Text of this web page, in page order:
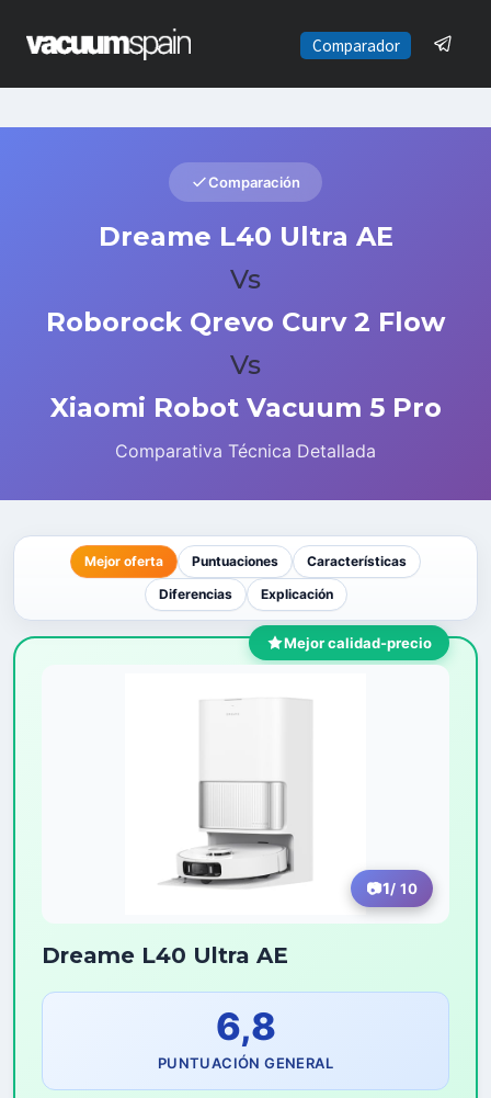
contenido
Comparador
Comparación
Dreame L40 Ultra AE
Vs
Roborock Qrevo Curv 2 Flow
Vs
Xiaomi Robot Vacuum 5 Pro
Comparativa Técnica Detallada
Mejor oferta Puntuaciones
Características
Diferencias
Explicación
Mejor calidad-precio
1/ 10
Dreame L40 Ultra AE
6,8
PUNTUACIÓN GENERAL